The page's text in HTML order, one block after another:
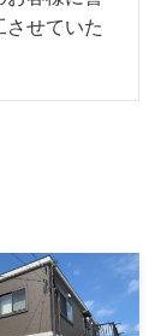
させていた